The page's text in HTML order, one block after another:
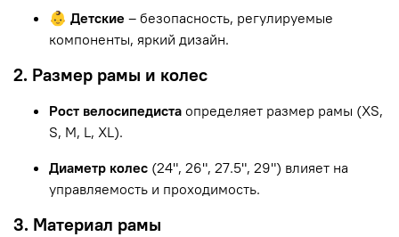
👶 Детские – безопасность, регулируемые
компоненты, яркий дизайн.
2. Размер рамы и колес
Рост велосипедиста определяет размер рамы (XS,
S, M, L, XL).
Диаметр колес (24", 26", 27.5", 29") влияет на
управляемость и проходимость.
3. Материал рамы